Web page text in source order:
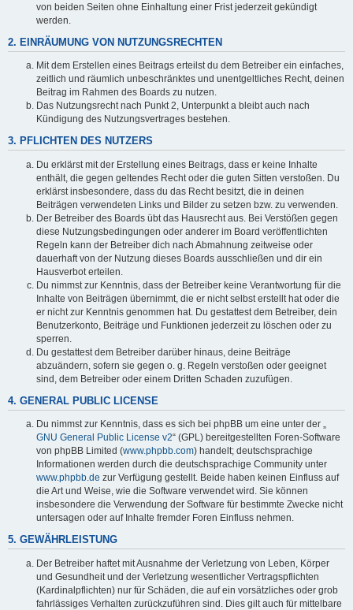
von beiden Seiten ohne Einhaltung einer Frist jederzeit gekündigt
werden.
2. EINRÄUMUNG VON NUTZUNGSRECHTEN
Mit dem Erstellen eines Beitrags erteilst du dem Betreiber ein einfaches,
zeitlich und räumlich unbeschränktes und unentgeltliches Recht, deinen
Beitrag im Rahmen des Boards zu nutzen.
Das Nutzungsrecht nach Punkt 2, Unterpunkt a bleibt auch nach
Kündigung des Nutzungsvertrages bestehen.
3. PFLICHTEN DES NUTZERS
Du erklärst mit der Erstellung eines Beitrags, dass er keine Inhalte
enthält, die gegen geltendes Recht oder die guten Sitten verstoßen. Du
erklärst insbesondere, dass du das Recht besitzt, die in deinen
Beiträgen verwendeten Links und Bilder zu setzen bzw. zu verwenden.
Der Betreiber des Boards übt das Hausrecht aus. Bei Verstößen gegen
diese Nutzungsbedingungen oder anderer im Board veröffentlichten
Regeln kann der Betreiber dich nach Abmahnung zeitweise oder
dauerhaft von der Nutzung dieses Boards ausschließen und dir ein
Hausverbot erteilen.
Du nimmst zur Kenntnis, dass der Betreiber keine Verantwortung für die
Inhalte von Beiträgen übernimmt, die er nicht selbst erstellt hat oder die
er nicht zur Kenntnis genommen hat. Du gestattest dem Betreiber, dein
Benutzerkonto, Beiträge und Funktionen jederzeit zu löschen oder zu
sperren.
Du gestattest dem Betreiber darüber hinaus, deine Beiträge
abzuändern, sofern sie gegen o. g. Regeln verstoßen oder geeignet
sind, dem Betreiber oder einem Dritten Schaden zuzufügen.
4. GENERAL PUBLIC LICENSE
Du nimmst zur Kenntnis, dass es sich bei phpBB um eine unter der „
GNU General Public License v2“ (GPL) bereitgestellten Foren-Software
von phpBB Limited (www.phpbb.com) handelt; deutschsprachige
Informationen werden durch die deutschsprachige Community unter
www.phpbb.de zur Verfügung gestellt. Beide haben keinen Einfluss auf
die Art und Weise, wie die Software verwendet wird. Sie können
insbesondere die Verwendung der Software für bestimmte Zwecke nicht
untersagen oder auf Inhalte fremder Foren Einfluss nehmen.
5. GEWÄHRLEISTUNG
Der Betreiber haftet mit Ausnahme der Verletzung von Leben, Körper
und Gesundheit und der Verletzung wesentlicher Vertragspflichten
(Kardinalpflichten) nur für Schäden, die auf ein vorsätzliches oder grob
fahrlässiges Verhalten zurückzuführen sind. Dies gilt auch für mittelbare